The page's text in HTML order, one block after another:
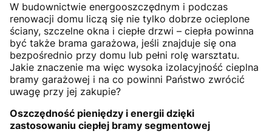
W budownictwie energooszczędnym i podczas
renowacji domu liczą się nie tylko dobrze ocieplone
ściany, szczelne okna i ciepłe drzwi – ciepła powinna
być także brama garażowa, jeśli znajduje się ona
bezpośrednio przy domu lub pełni rolę warsztatu.
Jakie znaczenie ma więc wysoka izolacyjność cieplna
bramy garażowej i na co powinni Państwo zwrócić
uwagę przy jej zakupie?
Oszczędność pieniędzy i energii dzięki
zastosowaniu ciepłej bramy segmentowej